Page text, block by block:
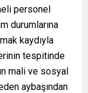
personel
durumlarına
kaydıyla
tespitinde
mali ve sosyal
aybaşından